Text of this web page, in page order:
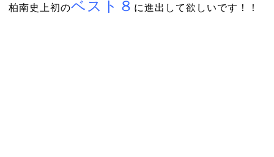
柏南史上初のベスト８ に進出して欲しいです！！